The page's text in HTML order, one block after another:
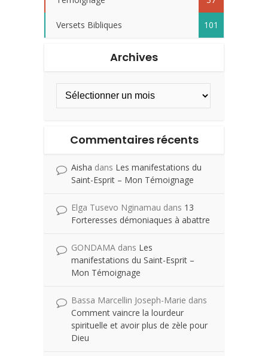
Versets Bibliques 101
Archives
Commentaires récents
Aisha dans Les manifestations du
Saint-Esprit – Mon Témoignage
Elga Tusevo Nginamau dans 13
Forteresses démoniaques à abattre
GONDAMA dans Les
manifestations du Saint-Esprit –
Mon Témoignage
Bassa Marcellin Joseph-Marie dans
Comment vaincre la lourdeur
spirituelle et avoir plus de zèle pour
Dieu